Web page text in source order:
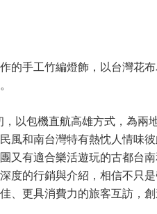
的手工竹編燈飾，以台灣花
以包機直航高雄方式，為兩
風和南台灣特有熱忱人情味
又有適合樂活遊玩的古都台
度的行銷與介紹，相信不只
、更具消費力的旅客互訪，創